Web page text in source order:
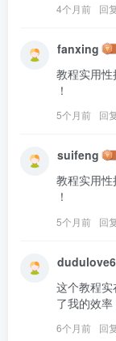
4个月前 回
fanxing
教程实用
！
5个月前 回
suifeng
教程实用
！
5个月前 回
这个教程
了我的效率
6个月前 回